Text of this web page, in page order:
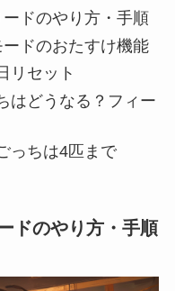
ドのやり方・手順
ドのおたすけ機能
リセット
はどうなる？フィー
っちは4匹まで
ドのやり方・手順